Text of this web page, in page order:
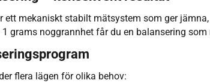
ett mekaniskt stabilt mätsystem som ger
grams noggrannhet får du en balansering
flera lägen för olika behov: